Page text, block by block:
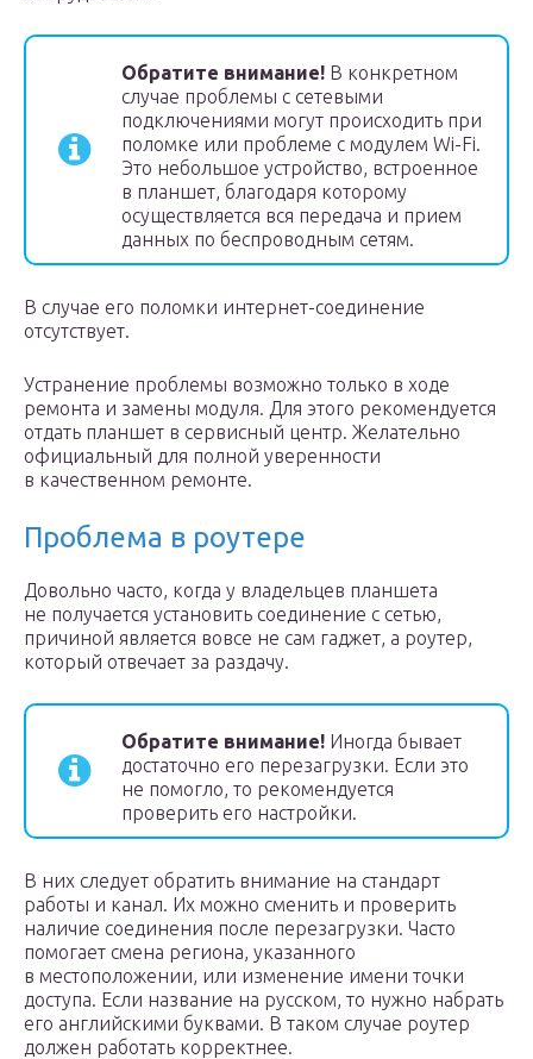
Обратите внимание! В конкретном
случае проблемы с сетевыми
подключениями могут происходить при
поломке или проблеме с модулем Wi-Fi.
Это небольшое устройство, встроенное
в планшет, благодаря которому
осуществляется вся передача и прием
данных по беспроводным сетям.
В случае его поломки интернет-соединение
отсутствует.
Устранение проблемы возможно только в ходе
ремонта и замены модуля. Для этого рекомендуется
отдать планшет в сервисный центр. Желательно
официальный для полной уверенности
в качественном ремонте.
Проблема в роутере
Довольно часто, когда у владельцев планшета
не получается установить соединение с сетью,
причиной является вовсе не сам гаджет, а роутер,
который отвечает за раздачу.
Обратите внимание! Иногда бывает
достаточно его перезагрузки. Если это
не помогло, то рекомендуется
проверить его настройки.
В них следует обратить внимание на стандарт
работы и канал. Их можно сменить и проверить
наличие соединения после перезагрузки. Часто
помогает смена региона, указанного
в местоположении, или изменение имени точки
доступа. Если название на русском, то нужно набрать
его английскими буквами. В таком случае роутер
должен работать корректнее.